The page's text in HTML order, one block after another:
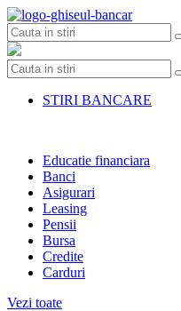
Skip
to
content
STIRI BANCARE
Educatie financiara
Banci
Asigurari
Leasing
Pensii
Bursa
Credite
Carduri
Vezi toate